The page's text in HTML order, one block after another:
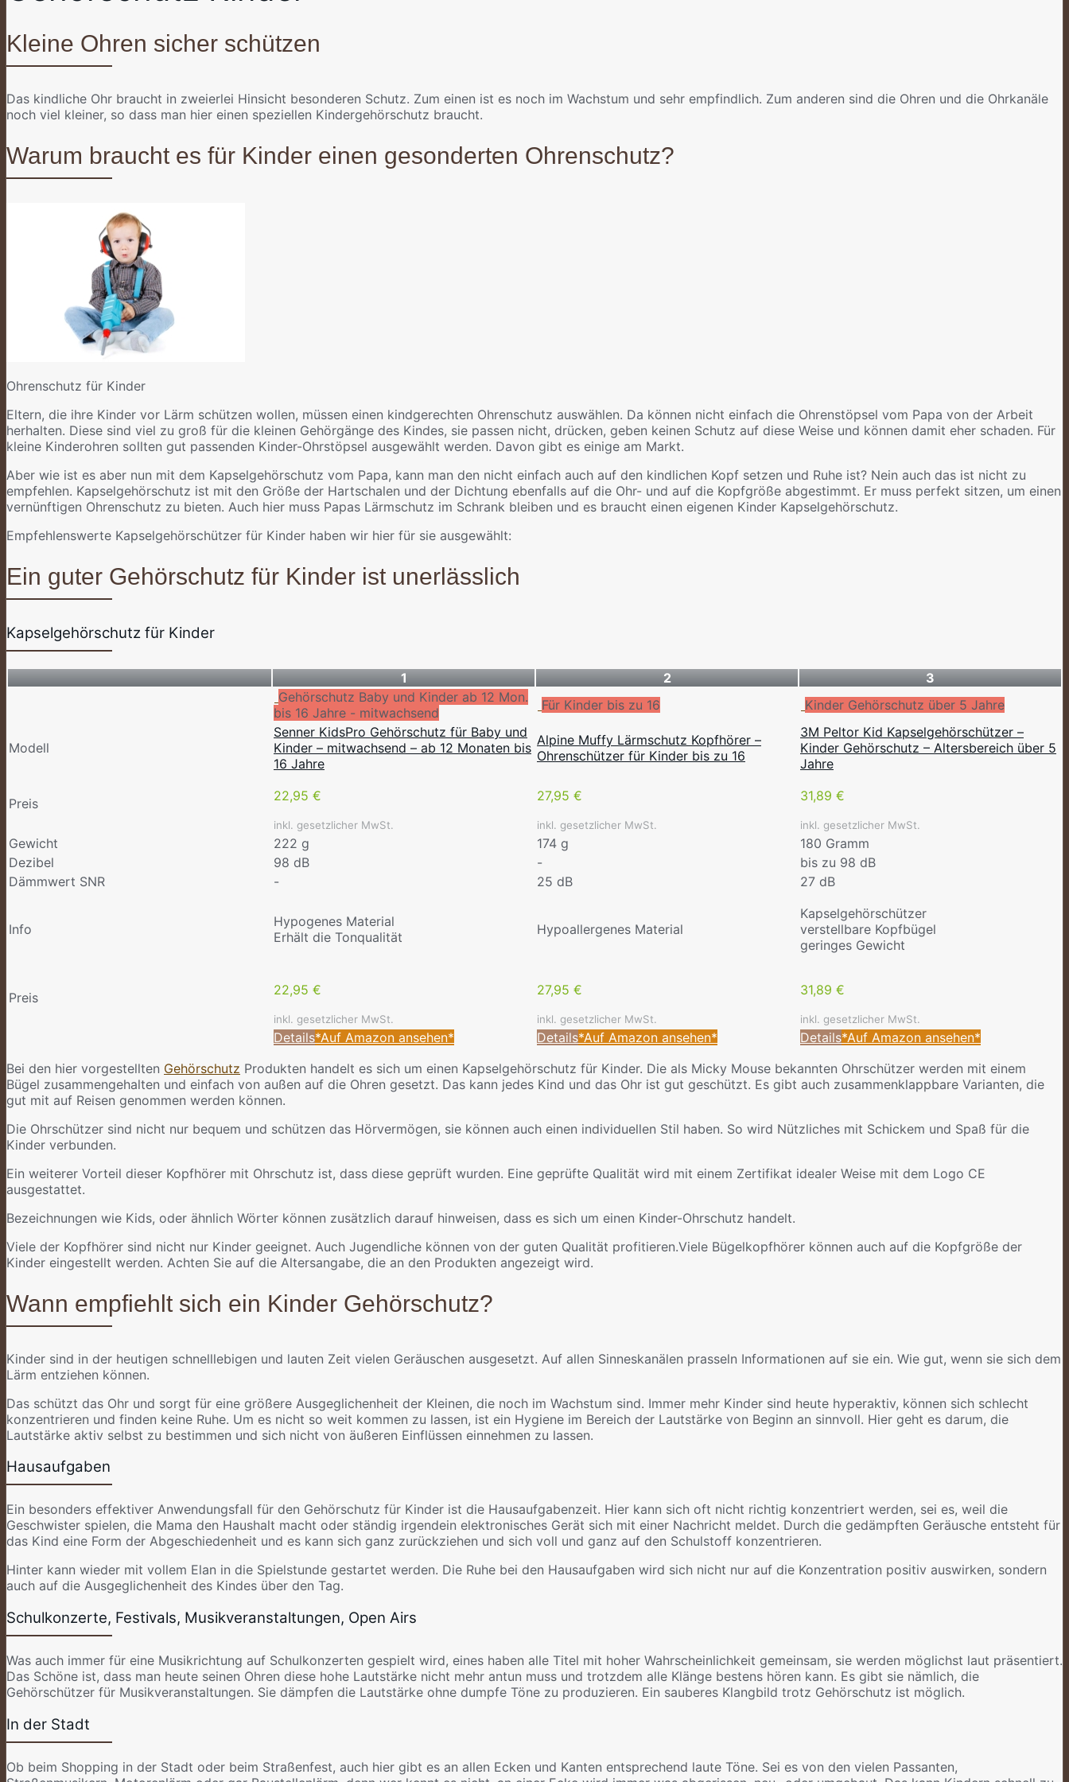
Kleine Ohren sicher schützen
Das kindliche Ohr braucht in zweierlei Hinsicht besonderen Schutz. Zum einen ist es noch im Wachstum und sehr empfindlich. Zum anderen sind die Ohren und die Ohrkanäle
noch viel kleiner, so dass man hier einen speziellen Kindergehörschutz braucht.
Warum braucht es für Kinder einen gesonderten Ohrenschutz?
Ohrenschutz für Kinder
Eltern, die ihre Kinder vor Lärm schützen wollen, müssen einen kindgerechten Ohrenschutz auswählen. Da können nicht einfach die Ohrenstöpsel vom Papa von der Arbeit
herhalten. Diese sind viel zu groß für die kleinen Gehörgänge des Kindes, sie passen nicht, drücken, geben keinen Schutz auf diese Weise und können damit eher schaden. Für
kleine Kinderohren sollten gut passenden Kinder-Ohrstöpsel ausgewählt werden. Davon gibt es einige am Markt.
Aber wie ist es aber nun mit dem Kapselgehörschutz vom Papa, kann man den nicht einfach auch auf den kindlichen Kopf setzen und Ruhe ist? Nein auch das ist nicht zu
empfehlen. Kapselgehörschutz ist mit den Größe der Hartschalen und der Dichtung ebenfalls auf die Ohr- und auf die Kopfgröße abgestimmt. Er muss perfekt sitzen, um einen
vernünftigen Ohrenschutz zu bieten. Auch hier muss Papas Lärmschutz im Schrank bleiben und es braucht einen eigenen Kinder Kapselgehörschutz.
Empfehlenswerte Kapselgehörschützer für Kinder haben wir hier für sie ausgewählt:
Ein guter Gehörschutz für Kinder ist unerlässlich
Kapselgehörschutz für Kinder
1 2
3
Gehörschutz Baby und Kinder ab 12 Mon.
bis 16 Jahre - mitwachsend
Für Kinder bis zu 16 Kinder Gehörschutz über 5 Jahre
Modell
Senner KidsPro Gehörschutz für Baby und
Kinder – mitwachsend – ab 12 Monaten bis
16 Jahre
Alpine Muffy Lärmschutz Kopfhörer –
Ohrenschützer für Kinder bis zu 16
3M Peltor Kid Kapselgehörschützer –
Kinder Gehörschutz – Altersbereich über 5
Jahre
Preis 22,95 €
inkl. gesetzlicher MwSt.
27,95 €
inkl. gesetzlicher MwSt.
31,89 €
inkl. gesetzlicher MwSt.
Gewicht 222 g 174 g
180 Gramm
Dezibel
98 dB -
bis zu 98 dB
Dämmwert SNR
- 25 dB 27 dB
Info
Hypogenes Material
Erhält die Tonqualität
Hypoallergenes Material
Kapselgehörschützer
verstellbare Kopfbügel
geringes Gewicht
Preis 22,95 €
inkl. gesetzlicher MwSt.
27,95 €
inkl. gesetzlicher MwSt.
31,89 €
inkl. gesetzlicher MwSt.
Details*Auf Amazon ansehen* Details*Auf Amazon ansehen* Details*Auf Amazon ansehen*
Bei den hier vorgestellten Gehörschutz Produkten handelt es sich um einen Kapselgehörschutz für Kinder. Die als Micky Mouse bekannten Ohrschützer werden mit einem
Bügel zusammengehalten und einfach von außen auf die Ohren gesetzt. Das kann jedes Kind und das Ohr ist gut geschützt. Es gibt auch zusammenklappbare Varianten, die
gut mit auf Reisen genommen werden können.
Die Ohrschützer sind nicht nur bequem und schützen das Hörvermögen, sie können auch einen individuellen Stil haben. So wird Nützliches mit Schickem und Spaß für die
Kinder verbunden.
Ein weiterer Vorteil dieser Kopfhörer mit Ohrschutz ist, dass diese geprüft wurden. Eine geprüfte Qualität wird mit einem Zertifikat idealer Weise mit dem Logo CE
ausgestattet.
Bezeichnungen wie Kids, oder ähnlich Wörter können zusätzlich darauf hinweisen, dass es sich um einen Kinder-Ohrschutz handelt.
Viele der Kopfhörer sind nicht nur Kinder geeignet. Auch Jugendliche können von der guten Qualität profitieren.Viele Bügelkopfhörer können auch auf die Kopfgröße der
Kinder eingestellt werden. Achten Sie auf die Altersangabe, die an den Produkten angezeigt wird.
Wann empfiehlt sich ein Kinder Gehörschutz?
Kinder sind in der heutigen schnelllebigen und lauten Zeit vielen Geräuschen ausgesetzt. Auf allen Sinneskanälen prasseln Informationen auf sie ein. Wie gut, wenn sie sich dem
Lärm entziehen können.
Das schützt das Ohr und sorgt für eine größere Ausgeglichenheit der Kleinen, die noch im Wachstum sind. Immer mehr Kinder sind heute hyperaktiv, können sich schlecht
konzentrieren und finden keine Ruhe. Um es nicht so weit kommen zu lassen, ist ein Hygiene im Bereich der Lautstärke von Beginn an sinnvoll. Hier geht es darum, die
Lautstärke aktiv selbst zu bestimmen und sich nicht von äußeren Einflüssen einnehmen zu lassen.
Hausaufgaben
Ein besonders effektiver Anwendungsfall für den Gehörschutz für Kinder ist die Hausaufgabenzeit. Hier kann sich oft nicht richtig konzentriert werden, sei es, weil die
Geschwister spielen, die Mama den Haushalt macht oder ständig irgendein elektronisches Gerät sich mit einer Nachricht meldet. Durch die gedämpften Geräusche entsteht für
das Kind eine Form der Abgeschiedenheit und es kann sich ganz zurückziehen und sich voll und ganz auf den Schulstoff konzentrieren.
Hinter kann wieder mit vollem Elan in die Spielstunde gestartet werden. Die Ruhe bei den Hausaufgaben wird sich nicht nur auf die Konzentration positiv auswirken, sondern
auch auf die Ausgeglichenheit des Kindes über den Tag.
Schulkonzerte, Festivals, Musikveranstaltungen, Open Airs
Was auch immer für eine Musikrichtung auf Schulkonzerten gespielt wird, eines haben alle Titel mit hoher Wahrscheinlichkeit gemeinsam, sie werden möglichst laut präsentiert.
Das Schöne ist, dass man heute seinen Ohren diese hohe Lautstärke nicht mehr antun muss und trotzdem alle Klänge bestens hören kann. Es gibt sie nämlich, die
Gehörschützer für Musikveranstaltungen. Sie dämpfen die Lautstärke ohne dumpfe Töne zu produzieren. Ein sauberes Klangbild trotz Gehörschutz ist möglich.
In der Stadt
Ob beim Shopping in der Stadt oder beim Straßenfest, auch hier gibt es an allen Ecken und Kanten entsprechend laute Töne. Sei es von den vielen Passanten,